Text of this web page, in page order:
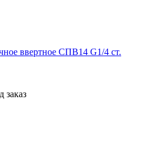
ввертное СПВ14 G1/4 ст.
заказ